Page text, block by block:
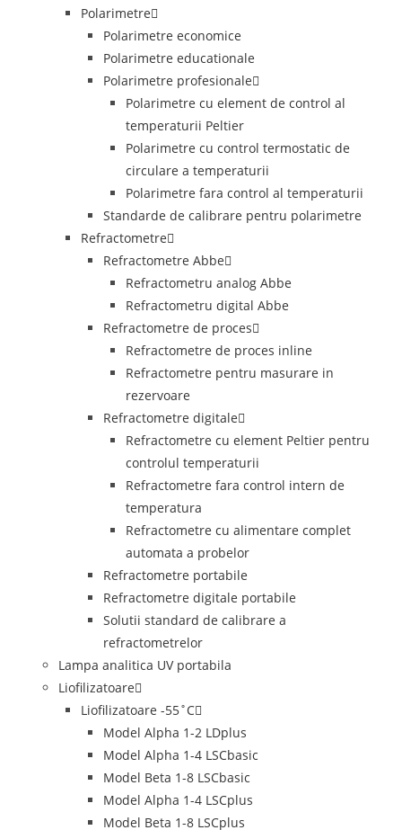
Polarimetre
Polarimetre economice
Polarimetre educationale
Polarimetre profesionale
Polarimetre cu element de control al
temperaturii Peltier
Polarimetre cu control termostatic de
circulare a temperaturii
Polarimetre fara control al temperaturii
Standarde de calibrare pentru polarimetre
Refractometre
Refractometre Abbe
Refractometru analog Abbe
Refractometru digital Abbe
Refractometre de proces
Refractometre de proces inline
Refractometre pentru masurare in
rezervoare
Refractometre digitale
Refractometre cu element Peltier pentru
controlul temperaturii
Refractometre fara control intern de
temperatura
Refractometre cu alimentare complet
automata a probelor
Refractometre portabile
Refractometre digitale portabile
Solutii standard de calibrare a
refractometrelor
Lampa analitica UV portabila
Liofilizatoare
Liofilizatoare -55˚C
Model Alpha 1-2 LDplus
Model Alpha 1-4 LSCbasic
Model Beta 1-8 LSCbasic
Model Alpha 1-4 LSCplus
Model Beta 1-8 LSCplus